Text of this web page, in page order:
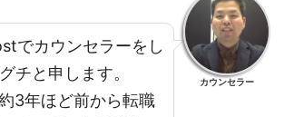
でカウンセラーをし
チと申します。
3年ほど前から転職
カウンセラー